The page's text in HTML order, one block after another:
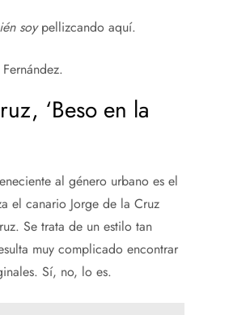
soypellizcando aquí.
‘Beso en la
al género urbano es el
el canario Jorge de la Cruz
Se trata de un estilo tan
muy complicado encontrar
Sí, no, lo es.